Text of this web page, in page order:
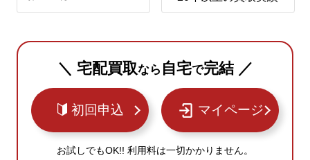
＼ 宅配買取なら 自宅で完結 ／
初回申込 マイページ
お試しでもOK!! 利用料は一切かかりません。